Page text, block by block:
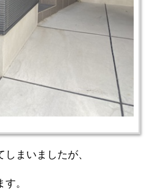
まいましたが、
。